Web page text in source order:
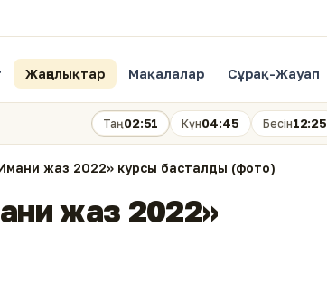
Жаңалықтар Мақалалар Сұрақ-Жауап
Таң02:51 Күн04:45 Бесін12:25
жаз 2022» курсы басталды (фото)
жаз 2022»